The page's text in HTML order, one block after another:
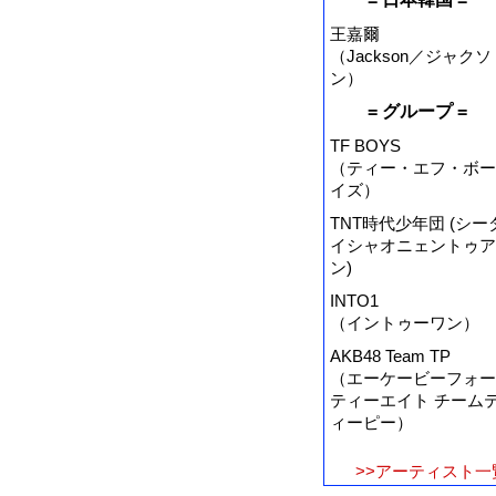
王嘉爾
（Jackson／ジャクソ
ン）
= グループ =
TF BOYS
（ティー・エフ・ボー
イズ）
TNT時代少年団 (シー
イシャオニェントゥア
ン)
INTO1
（イントゥーワン）
AKB48 Team TP
（エーケービーフォー
ティーエイト チーム
ィーピー）
>>アーティスト一